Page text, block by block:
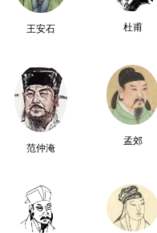
王安石 杜甫
范仲淹
孟郊